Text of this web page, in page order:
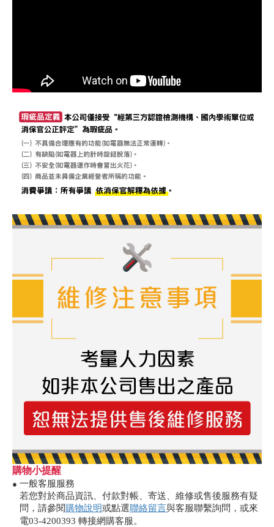
購物小提醒
● 一般客服服務
若您對於商品資訊、付款對帳、寄送、維修或售後服務有疑
問，請參閱購物說明或點選聯絡留言與客服聯繫詢問，或來
電03-4200393 轉接網購客服。